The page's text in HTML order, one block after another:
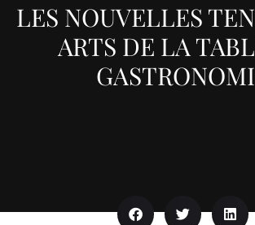
LES NOUVELLES
ARTS DE LA